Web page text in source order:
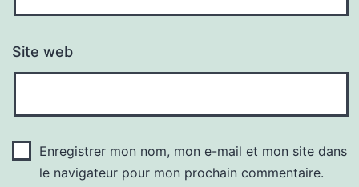
Site web
Enregistrer mon nom, mon e-mail et mon site dans
le navigateur pour mon prochain commentaire.